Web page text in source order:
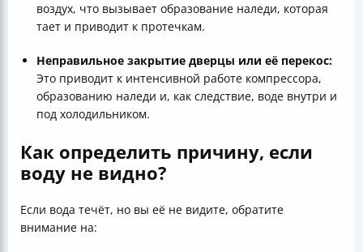
воздух, что вызывает образование наледи, которая
тает и приводит к протечкам.
Неправильное закрытие дверцы или её перекос:
Это приводит к интенсивной работе компрессора,
образованию наледи и, как следствие, воде внутри и
под холодильником.
Как определить причину, если
воду не видно?
Если вода течёт, но вы её не видите, обратите
внимание на: